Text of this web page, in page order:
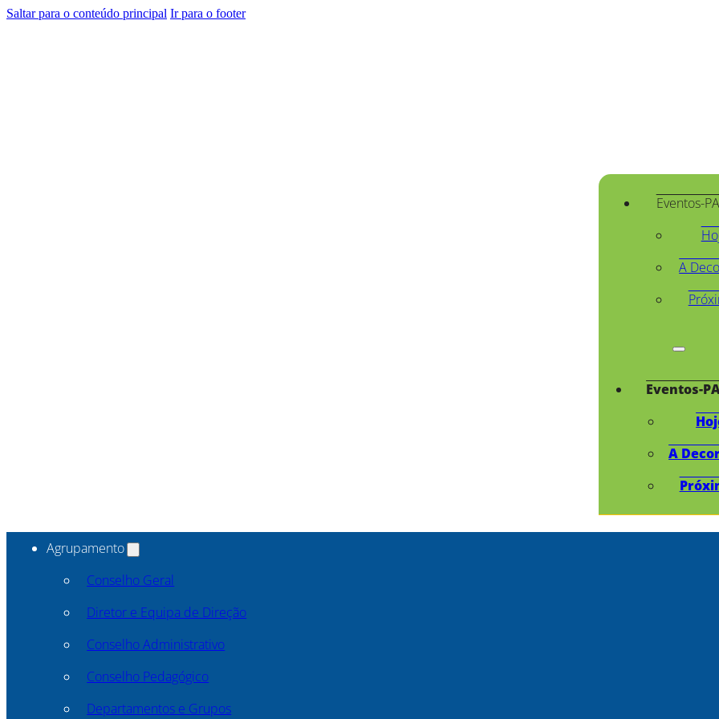
Saltar para o conteúdo principal Ir para o footer
Eventos-
A
Eventos-
A
Agrupamento
Conselho Geral
Diretor e Equipa de Direção
Conselho Administrativo
Conselho Pedagógico
Departamentos e Grupos